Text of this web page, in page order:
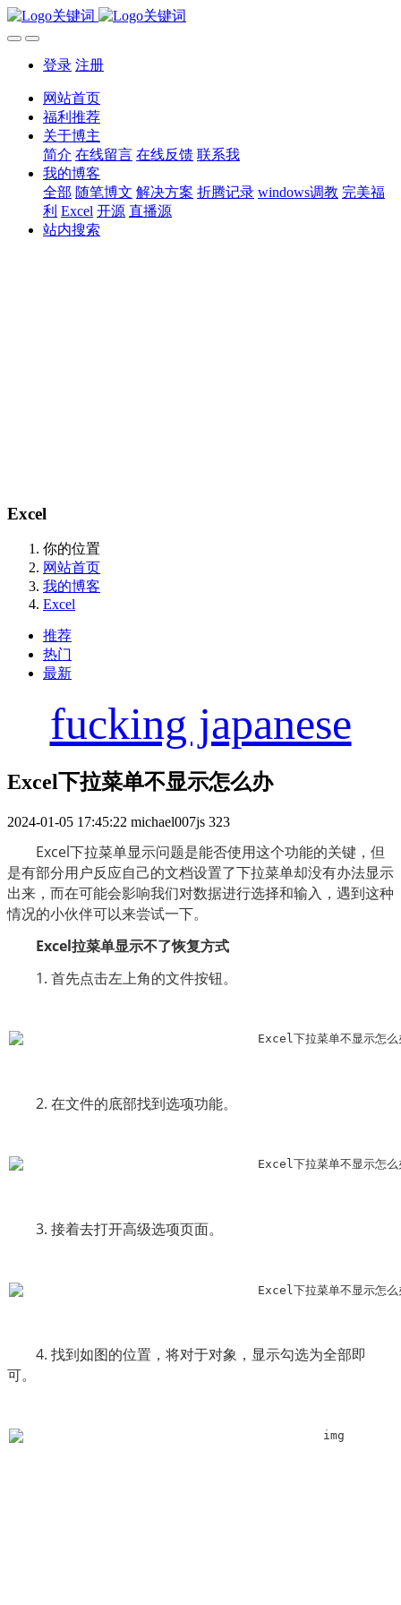
登录 注册
网站首页
福利推荐
关于博主
简介 在线留言 在线反馈 联系我
我的博客
全部 随笔博文 解决方案 折腾记录 windows调教 完美福
利 Excel 开源 直播源
站内搜索
Excel
你的位置
网站首页
我的博客
Excel
推荐
热门
最新
fucking japanese
Excel下拉菜单不显示怎么办
2024-01-05 17:45:22 michael007js 323
Excel下拉菜单显示问题是能否使用这个功能的关键，但
是有部分用户反应自己的文档设置了下拉菜单却没有办法显示
出来，而在可能会影响我们对数据进行选择和输入，遇到这种
情况的小伙伴可以来尝试一下。
Excel拉菜单显示不了恢复方式
1. 首先点击左上角的文件按钮。
2. 在文件的底部找到选项功能。
3. 接着去打开高级选项页面。
4. 找到如图的位置，将对于对象，显示勾选为全部即
可。